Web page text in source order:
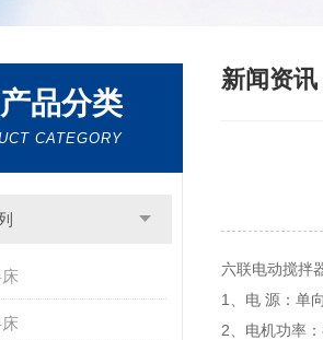
产品分类
CATEGORY
新闻资讯
六联电动搅拌
1、电 源：单
2、电机功率